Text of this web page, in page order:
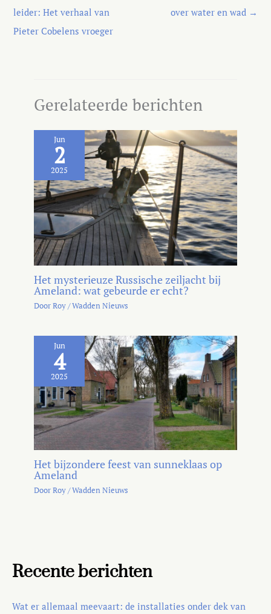
leider: Het verhaal van
Pieter Cobelens vroeger
over water en wad →
Gerelateerde berichten
Jun
2
2025
Het mysterieuze Russische zeiljacht bij
Ameland: wat gebeurde er echt?
DoorRoy/Wadden Nieuws
Jun
4
2025
Het bijzondere feest van sunneklaas op
Ameland
DoorRoy/Wadden Nieuws
Recente berichten
Wat er allemaal meevaart: de installaties onder dek van